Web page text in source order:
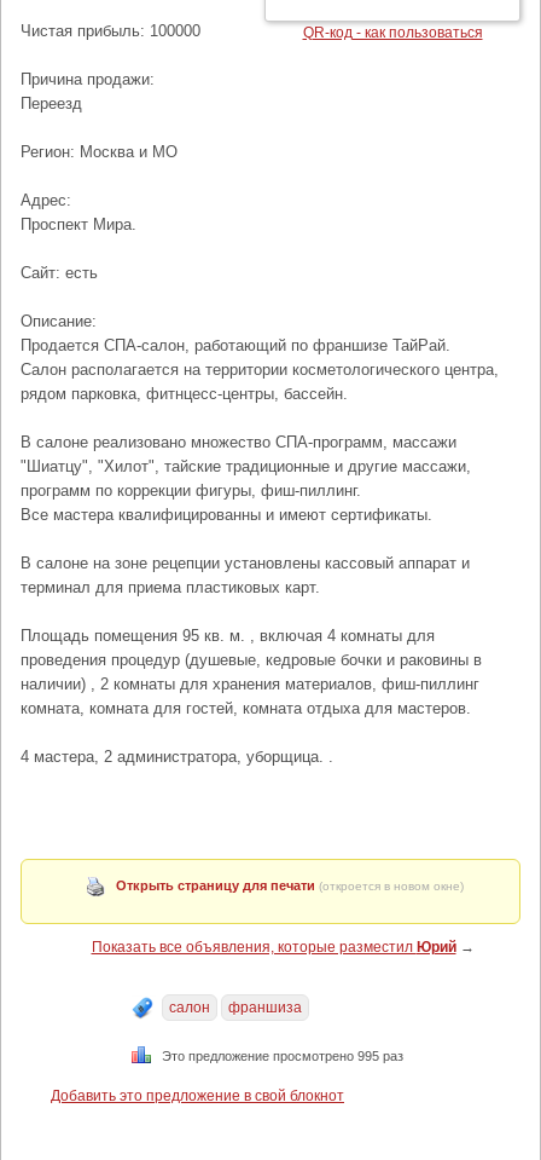
QR-код - как пользоваться
Чистая прибыль: 100000
Причина продажи:
Переезд
Регион: Москва и МО
Адрес:
Проспект Мира.
Сайт: есть
Описание:
Продается СПА-салон, работающий по франшизе ТайРай.
Салон располагается на территории косметологического центра,
рядом парковка, фитнцесс-центры, бассейн.
В салоне реализовано множество СПА-программ, массажи
"Шиатцу", "Хилот", тайские традиционные и другие массажи,
программ по коррекции фигуры, фиш-пиллинг.
Все мастера квалифицированны и имеют сертификаты.
В салоне на зоне рецепции установлены кассовый аппарат и
терминал для приема пластиковых карт.
Площадь помещения 95 кв. м. , включая 4 комнаты для
проведения процедур (душевые, кедровые бочки и раковины в
наличии) , 2 комнаты для хранения материалов, фиш-пиллинг
комната, комната для гостей, комната отдыха для мастеров.
4 мастера, 2 администратора, уборщица. .
Открыть страницу для печати (откроется в новом окне)
Показать все объявления, которые разместил Юрий→
салон франшиза
Это предложение просмотрено 995 раз
Добавить это предложение в свой блокнот